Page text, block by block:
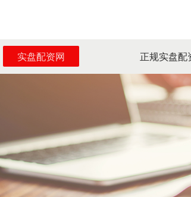
实盘配资网 正规实盘配